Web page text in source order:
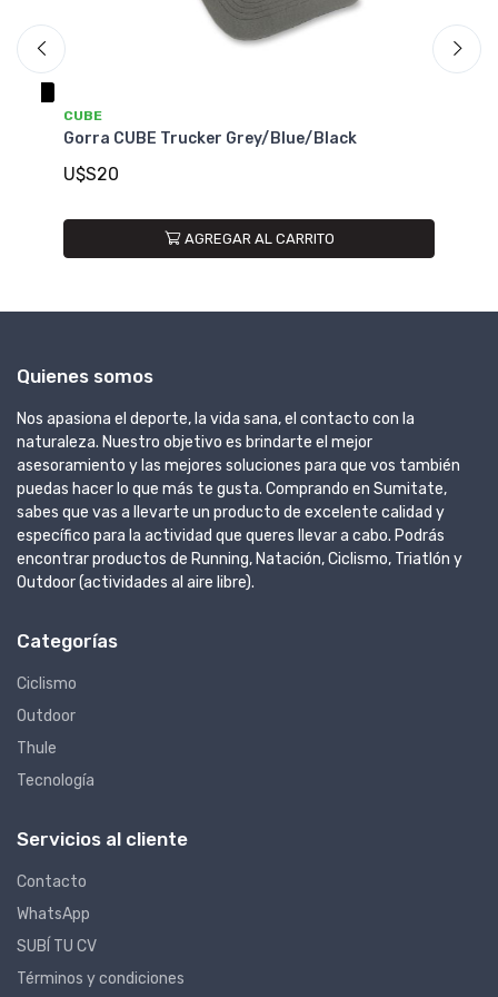
Blue/Black Gorra CUBE Trucker Sky/Grey/
Quienes somos
Nos apasiona el deporte, la vida sana, el contacto con la
naturaleza. Nuestro objetivo es brindarte el mejor
asesoramiento y las mejores soluciones para que vos también
puedas hacer lo que más te gusta. Comprando en Sumitate,
sabes que vas a llevarte un producto de excelente calidad y
específico para la actividad que queres llevar a cabo. Podrás
encontrar productos de Running, Natación, Ciclismo, Triatlón y
Outdoor (actividades al aire libre).
Categorías
Ciclismo
Outdoor
Thule
Tecnología
Servicios al cliente
Contacto
WhatsApp
SUBÍ TU CV
Términos y condiciones